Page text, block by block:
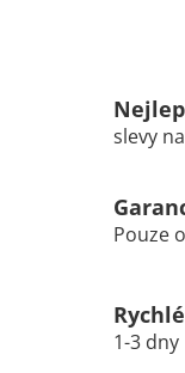
slevy
Pouze
1-3 dny